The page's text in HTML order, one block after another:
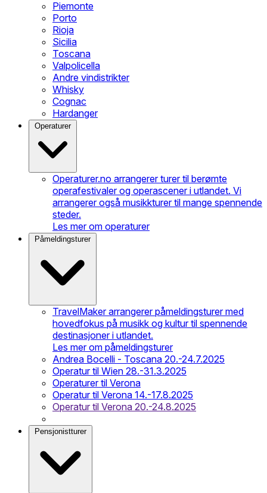
Piemonte
Porto
Rioja
Sicilia
Toscana
Valpolicella
Andre vindistrikter
Whisky
Cognac
Hardanger
Operaturer
Operaturer.no arrangerer turer til berømte
operafestivaler og operascener i utlandet. Vi
arrangerer også musikkturer til mange spennende
steder.
Les mer om operaturer
Påmeldingsturer
TravelMaker arrangerer påmeldingsturer med
hovedfokus på musikk og kultur til spennende
destinasjoner i utlandet.
Les mer om påmeldingsturer
Andrea Bocelli - Toscana 20.-24.7.2025
Operatur til Wien 28.-31.3.2025
Operaturer til Verona
Operatur til Verona 14.-17.8.2025
Operatur til Verona 20.-24.8.2025
Pensjonistturer